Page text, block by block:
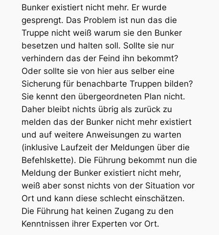
Bunker existiert nicht mehr. Er wurde
gesprengt. Das Problem ist nun das die
Truppe nicht weiß warum sie den Bunker
besetzen und halten soll. Sollte sie nur
verhindern das der Feind ihn bekommt?
Oder sollte sie von hier aus selber eine
Sicherung für benachbarte Truppen bilden?
Sie kennt den übergeordneten Plan nicht.
Daher bleibt nichts übrig als zurück zu
melden das der Bunker nicht mehr existiert
und auf weitere Anweisungen zu warten
(inklusive Laufzeit der Meldungen über die
Befehlskette). Die Führung bekommt nun die
Meldung der Bunker existiert nicht mehr,
weiß aber sonst nichts von der Situation vor
Ort und kann diese schlecht einschätzen.
Die Führung hat keinen Zugang zu den
Kenntnissen ihrer Experten vor Ort.